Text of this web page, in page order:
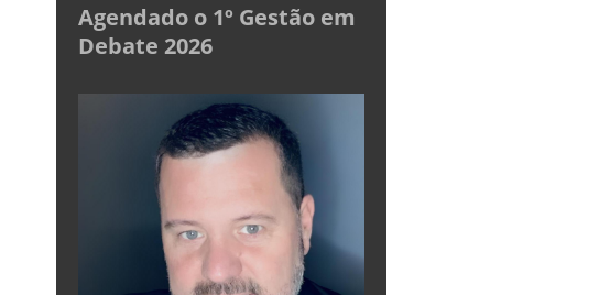
Agendado o 1º Gestão em
Debate 2026